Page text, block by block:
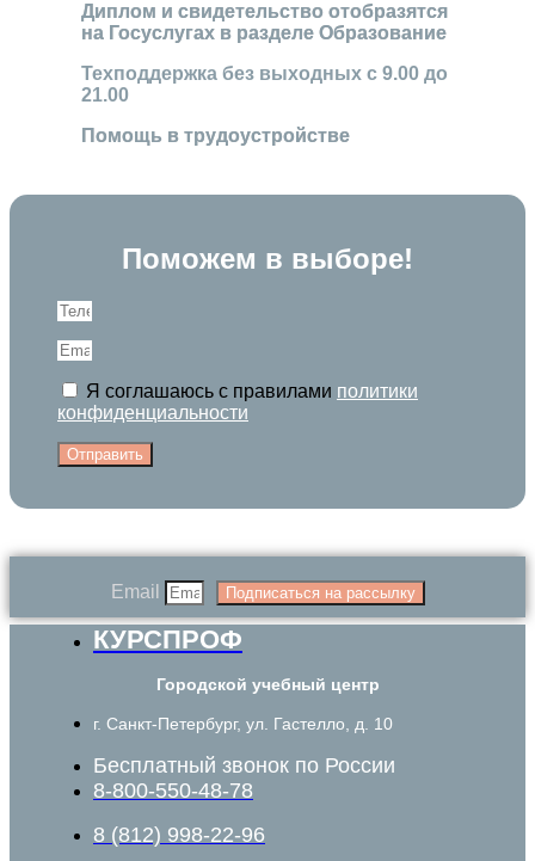
Диплом и свидетельство отобразятся
на Госуслугах в разделе Образование
Техподдержка без выходных с 9.00 до
21.00
Помощь в трудоустройстве
Поможем в выборе!
Я соглашаюсь с правилами политики
конфиденциальности
Отправить
Email Подписаться на рассылку
КУРСПРОФ
Городской учебный центр
г. Санкт-Петербург, ул. Гастелло, д. 10
Бесплатный звонок по России
8-800-550-48-78
8 (812) 998-22-96